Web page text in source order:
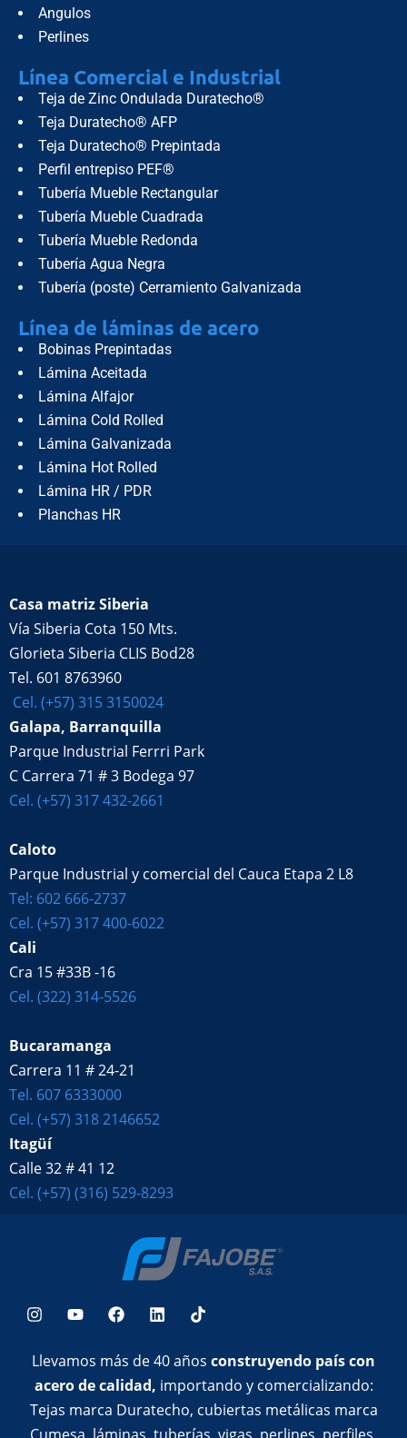
Angulos
Perlines
Línea Comercial e Industrial
Teja de Zinc Ondulada Duratecho®
Teja Duratecho® AFP
Teja Duratecho® Prepintada
Perfil entrepiso PEF®
Tubería Mueble Rectangular
Tubería Mueble Cuadrada
Tubería Mueble Redonda
Tubería Agua Negra
Tubería (poste) Cerramiento Galvanizada
Línea de láminas de acero
Bobinas Prepintadas
Lámina Aceitada
Lámina Alfajor
Lámina Cold Rolled
Lámina Galvanizada
Lámina Hot Rolled
Lámina HR / PDR
Planchas HR
Casa matriz Siberia
Vía Siberia Cota 150 Mts.
Glorieta Siberia CLIS Bod28
Tel. 601 8763960
Cel. (+57) 315 3150024
Galapa, Barranquilla
Parque Industrial Ferrri Park
C Carrera 71 # 3 Bodega 97
Cel. (+57) 317 432-2661
Caloto
Parque Industrial y comercial del Cauca Etapa 2 L8
Tel: 602 666-2737
Cel. (+57) 317 400-6022
Cali
Cra 15 #33B -16
Cel. (322) 314-5526
Bucaramanga
Carrera 11 # 24-21
Tel. 607 6333000
Cel. (+57) 318 2146652
Itagüí
Calle 32 # 41 12
Cel. (+57) (316) 529-8293
Llevamos más de 40 años construyendo país con
acero de calidad, importando y comercializando:
Tejas marca Duratecho, cubiertas metálicas marca